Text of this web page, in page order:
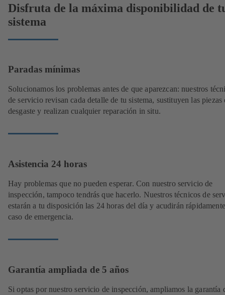
Disfruta de la máxima disponibilidad de
sistema
Paradas mínimas
Solucionamos los problemas antes de que aparezcan: nuestros
de servicio revisan cada detalle de tu sistema, sustituyen las piezas
desgaste y realizan cualquier reparación in situ.
Asistencia 24 horas
Hay problemas que no pueden esperar. Con nuestro servicio de
inspección, tampoco tendrás que hacerlo. Nuestros técnicos de
estarán a tu disposición las 24 horas del día y acudirán
caso de emergencia.
Garantía ampliada de 5 años
Si optas por nuestro servicio de inspección, ampliamos la garantía